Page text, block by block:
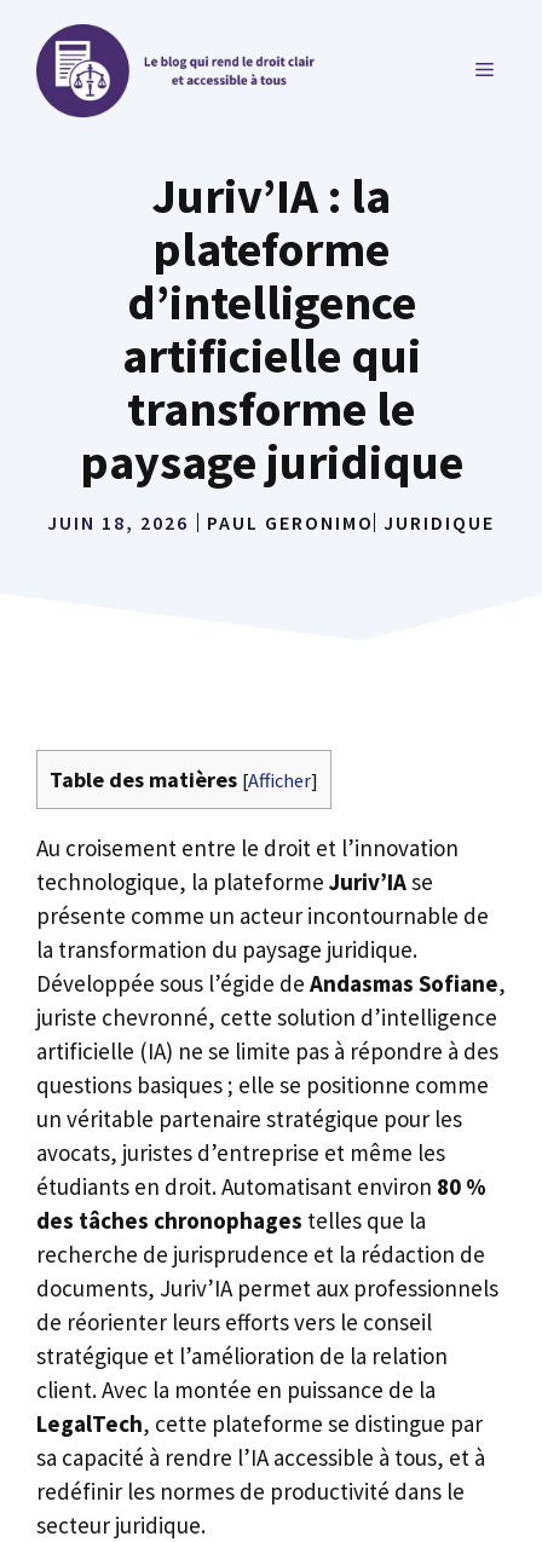
contenu
MENU
Juriv’IA : la
plateforme
d’intelligence
artificielle qui
transforme le
paysage juridique
JUIN 18, 2026 PAUL GERONIMO JURIDIQUE
Table des matières [Afficher]
Au croisement entre le droit et l’innovation
technologique, la plateforme Juriv’IAse
présente comme un acteur incontournable de
la transformation du paysage juridique.
Développée sous l’égide de Andasmas Sofiane,
juriste chevronné, cette solution d’intelligence
artificielle (IA) ne se limite pas à répondre à des
questions basiques ; elle se positionne comme
un véritable partenaire stratégique pour les
avocats, juristes d’entreprise et même les
étudiants en droit. Automatisant environ 80 %
des tâches chronophages telles que la
recherche de jurisprudence et la rédaction de
documents, Juriv’IA permet aux professionnels
de réorienter leurs efforts vers le conseil
stratégique et l’amélioration de la relation
client. Avec la montée en puissance de la
LegalTech, cette plateforme se distingue par
sa capacité à rendre l’IA accessible à tous, et à
redéfinir les normes de productivité dans le
secteur juridique.